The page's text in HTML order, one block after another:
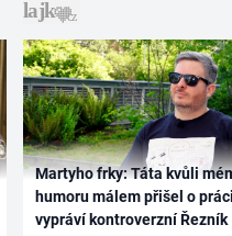
Martyho frky: Táta kvůli
humoru málem přišel o
vypráví kontroverzní Řezník